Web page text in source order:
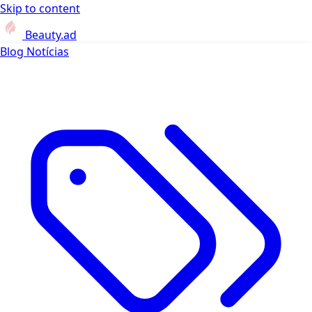
Skip to content
Beauty.ad
Blog Notícias